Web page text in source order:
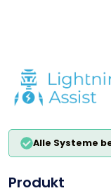
Alle Systeme
Produkt